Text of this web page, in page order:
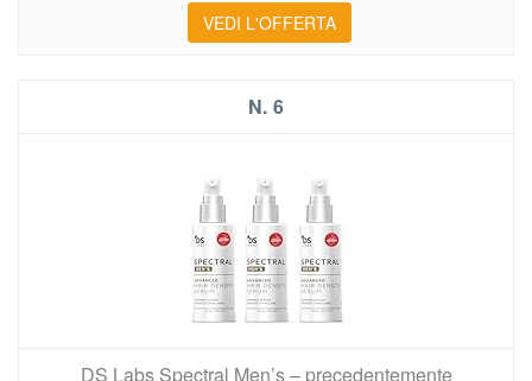
VEDI L'OFFERTA
6
DS Labs Spectral Men’s – precedentemente